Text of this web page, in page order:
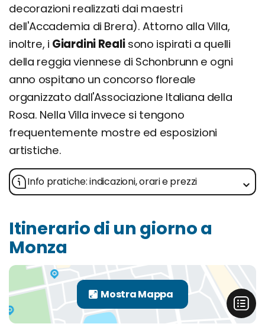
decorazioni realizzati dai maestri
dell'Accademia di Brera). Attorno alla Villa,
inoltre, i Giardini Realisono ispirati a quelli
della reggia viennese di Schonbrunn e ogni
anno ospitano un concorso floreale
organizzato dall'Associazione Italiana della
Rosa. Nella Villa invece si tengono
frequentemente mostre ed esposizioni
artistiche.
Info pratiche: indicazioni, orari e prezzi
Itinerario di un giorno a
Monza